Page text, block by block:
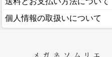
個人情報の取扱いについて